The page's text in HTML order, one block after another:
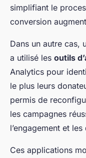
simplifiant le
conversion
Dans un autre cas,
a utilisé les outils
Analytics pour
le plus leurs
permis de
les campagnes
l’engagement et les
Ces applications